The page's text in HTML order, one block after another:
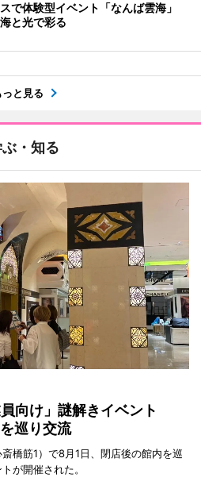
で体験型イベント「なんば雲海」
と光で彩る
っと見る
・知る
向け」謎解きイベント
巡り交流
橋筋1）で8月1日、閉店後の館内を巡
が開催された。